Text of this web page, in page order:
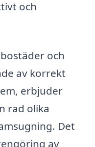
och
och
av korrekt
erbjuder
rad olika
Det
av